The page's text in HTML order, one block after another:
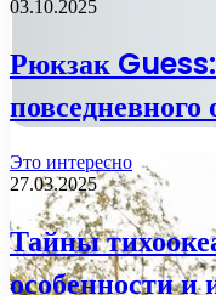
03.10.2025
Рюкзак Guess:
повседневного
Это интересно
27.03.2025
Тайны
особенности